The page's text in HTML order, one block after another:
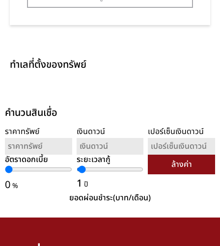
ทำเลที่ตั้งของทรัพย์
คำนวนสินเชื่อ
ราคาทรัพย์ เงินดาวน์ เปอร์เซ็นเงินดาวน์
อัตราดอกเบี้ย
0%
ระยะเวลากู้
1 ปี
ล้างค่า
ยอดผ่อนชำระ(บาท/เดือน)